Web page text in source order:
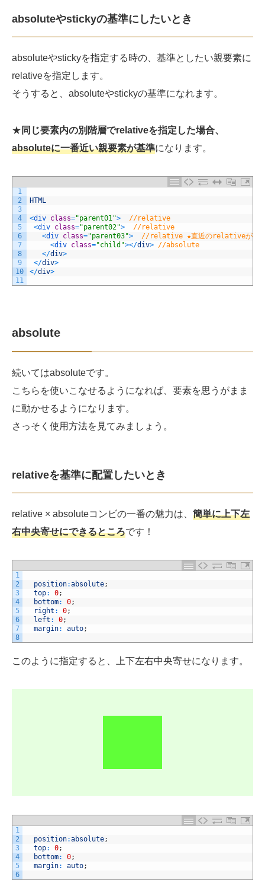
absoluteやstickyの基準にしたいとき
absoluteやstickyを指定する時の、基準としたい親要素に
relativeを指定します。
そうすると、absoluteやstickyの基準になれます。
★ 同じ要素内の別階層でrelativeを指定した場合、
absoluteに一番近い親要素が基準になります。
1
2
3
4
5
6
7
8
9
10
11
HTML
<div class="parent01">
//relative
<div class="parent02">
//relative
<div class="parent03">
//relative ★直近のrelativeが基準
<div class="child"></div> //absolute
</div>
</div>
</div>
absolute
続いてはabsoluteです。
こちらを使いこなせるようになれば、要素を思うがまま
に動かせるようになります。
さっそく使用方法を見てみましょう。
relativeを基準に配置したいとき
relative × absoluteコンビの一番の魅力は、 簡単に上下左
右中央寄せにできるところです！
1
2
3
4
5
6
7
8
position:absolute;
top: 0;
bottom: 0;
right : 0;
left : 0;
margin: auto;
このように指定すると、上下左右中央寄せになります。
1
2
3
4
5
6
position:absolute;
top: 0;
bottom: 0;
margin: auto;